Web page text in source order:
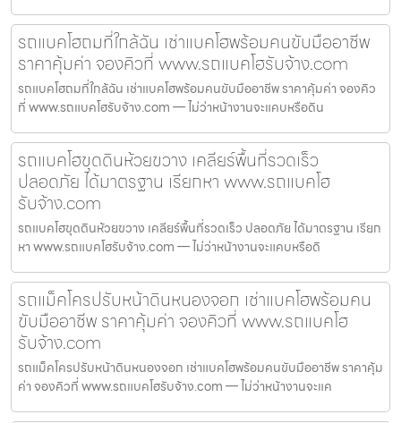
รถแบคโฮถมที่ใกล้ฉัน เช่าแบคโฮพร้อมคนขับมืออาชีพ
ราคาคุ้มค่า จองคิวที่ www.รถแบคโฮรับจ้าง.com
รถแบคโฮถมที่ใกล้ฉัน เช่าแบคโฮพร้อมคนขับมืออาชีพ ราคาคุ้มค่า จองคิว
ที่ www.รถแบคโฮรับจ้าง.com — ไม่ว่าหน้างานจะแคบหรือดิน
รถแบคโฮขุดดินห้วยขวาง เคลียร์พื้นที่รวดเร็ว
ปลอดภัย ได้มาตรฐาน เรียกหา www.รถแบคโฮ
รับจ้าง.com
รถแบคโฮขุดดินห้วยขวาง เคลียร์พื้นที่รวดเร็ว ปลอดภัย ได้มาตรฐาน เรียก
หา www.รถแบคโฮรับจ้าง.com — ไม่ว่าหน้างานจะแคบหรือดิ
รถแม็คโครปรับหน้าดินหนองจอก เช่าแบคโฮพร้อมคน
ขับมืออาชีพ ราคาคุ้มค่า จองคิวที่ www.รถแบคโฮ
รับจ้าง.com
รถแม็คโครปรับหน้าดินหนองจอก เช่าแบคโฮพร้อมคนขับมืออาชีพ ราคาคุ้ม
ค่า จองคิวที่ www.รถแบคโฮรับจ้าง.com — ไม่ว่าหน้างานจะแค